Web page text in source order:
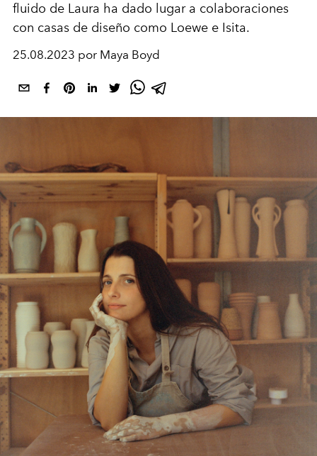
fluido de Laura ha dado lugar a colaboraciones
con casas de diseño como Loewe e Isita.
25.08.2023 por Maya Boyd